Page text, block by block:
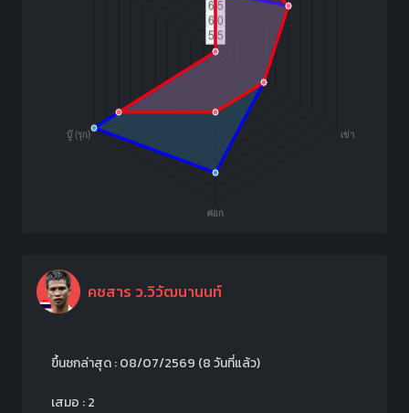
คชสาร ว.วิวัฒนานนท์
ขึ้นชกล่าสุด : 08/07/2569 (8 วันที่แล้ว)
เสมอ : 2